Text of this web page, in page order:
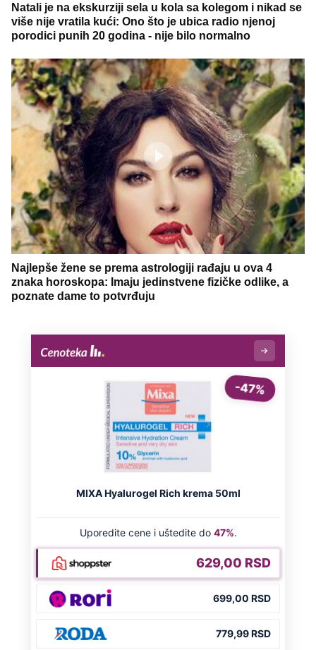
Natali je na ekskurziji sela u kola sa kolegom i nikad se
više nije vratila kući: Ono što je ubica radio njenoj
porodici punih 20 godina - nije bilo normalno
Najlepše žene se prema astrologiji rađaju u ova 4
znaka horoskopa: Imaju jedinstvene fizičke odlike, a
poznate dame to potvrđuju